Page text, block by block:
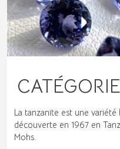
La tanzanite est une
découverte en 1967 en
Mohs.